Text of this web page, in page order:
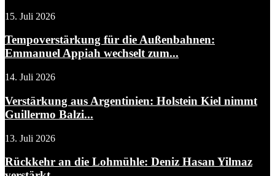
15. Juli 2026
Tempoverstärkung für die Außenbahnen:
Emmanuel Appiah wechselt zum...
14. Juli 2026
Verstärkung aus Argentinien: Holstein Kiel nimmt
Guillermo Balzi...
13. Juli 2026
Rückkehr an die Lohmühle: Deniz Hasan Yilmaz